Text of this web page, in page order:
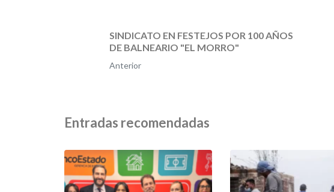
SINDICATO EN FESTEJOS POR 100 AÑOS
DE BALNEARIO "EL MORRO"
Anterior
Entradas recomendadas